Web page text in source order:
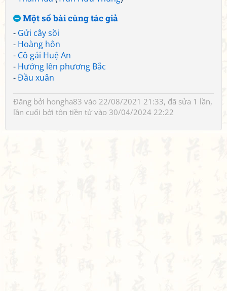
Một số bài cùng tác giả
- Gửi cây sồi
- Hoàng hôn
- Cô gái Huệ An
- Hướng lên phương Bắc
-Đầu xuân
Đăng bởi hongha83 vào 22/08/2021 21:33, đã sửa 1 lần,
lần cuối bởi tôn tiền tửvào 30/04/2024 22:22